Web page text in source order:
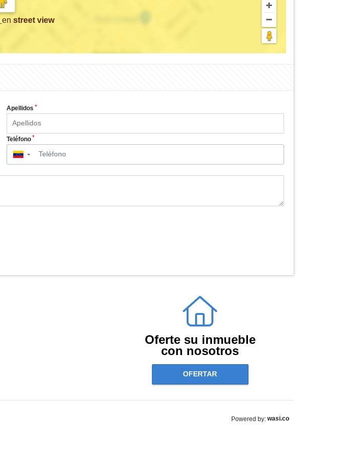
en street view
Apellidos *
Teléfono *
▼
Oferte su inmueble
con nosotros
OFERTAR
Powered by: wasi.co